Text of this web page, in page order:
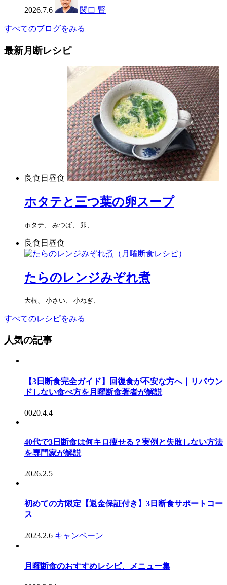
2026.7.6 関口 賢
すべてのブログをみる
最新月断レシピ
良食日昼食
ホタテと三つ葉の卵スープ
ホタテ、 みつば、 卵、
良食日昼食
たらのレンジみぞれ煮
大根、 小さい、 小ねぎ、
すべてのレシピをみる
人気の記事
【3日断食完全ガイド】回復食が不安な方へ｜リバウン
ドしない食べ方を月曜断食著者が解説
0020.4.4
40代で3日断食は何キロ痩せる？実例と失敗しない方法
を専門家が解説
2026.2.5
初めての方限定【返金保証付き】3日断食サポートコー
ス
2023.2.6 キャンペーン
月曜断食のおすすめレシピ、メニュー集